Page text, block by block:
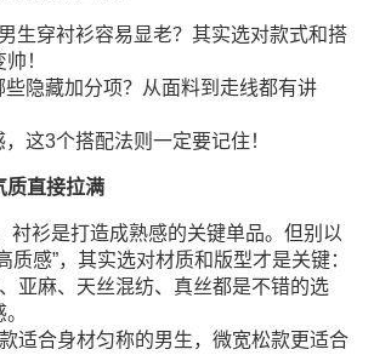
生穿衬衫容易显老？其实选对款式和搭
！
隐藏加分项？从面料到走线都有讲
这3个搭配法则一定要记住！
质直接拉满
衬衫是打造成熟感的关键单品。但别以
质感”，其实选对材质和版型才是关键：
亚麻、天丝混纺、真丝都是不错的选
适合身材匀称的男生，微宽松款更适合